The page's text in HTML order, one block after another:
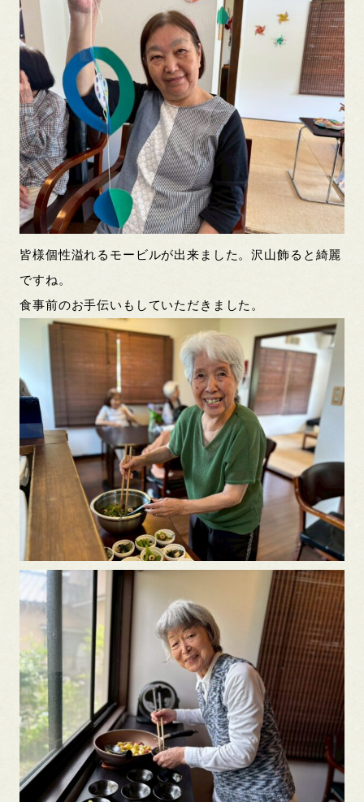
皆様個性溢れるモービルが出来ました。沢山飾ると綺麗
ですね。
食事前のお手伝いもしていただきました。